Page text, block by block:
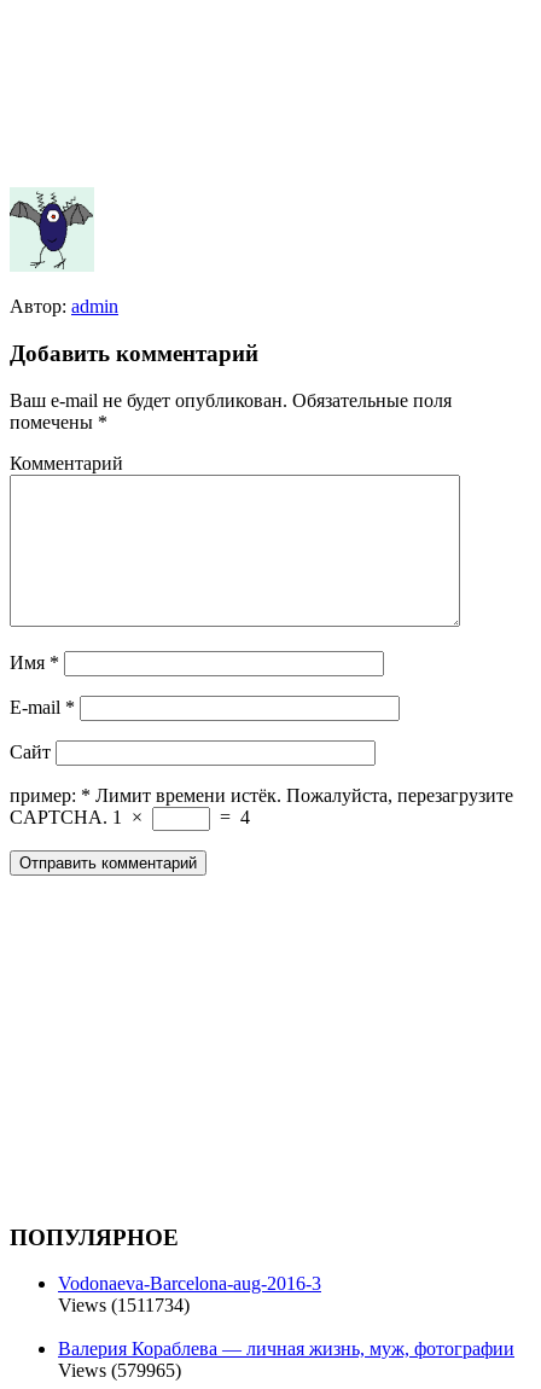
Автор: admin
Добавить комментарий
Ваш e-mail не будет опубликован. Обязательные поля
помечены *
Комментарий
Имя *
E-mail *
Сайт
пример: * Лимит времени истёк. Пожалуйста, перезагрузите
CAPTCHA. 1 × = 4
ПОПУЛЯРНОЕ
Vodonaeva-Barcelona-aug-2016-3
Views (1511734)
Валерия Кораблева — личная жизнь, муж, фотографии
Views (579965)